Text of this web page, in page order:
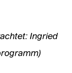
Ingried